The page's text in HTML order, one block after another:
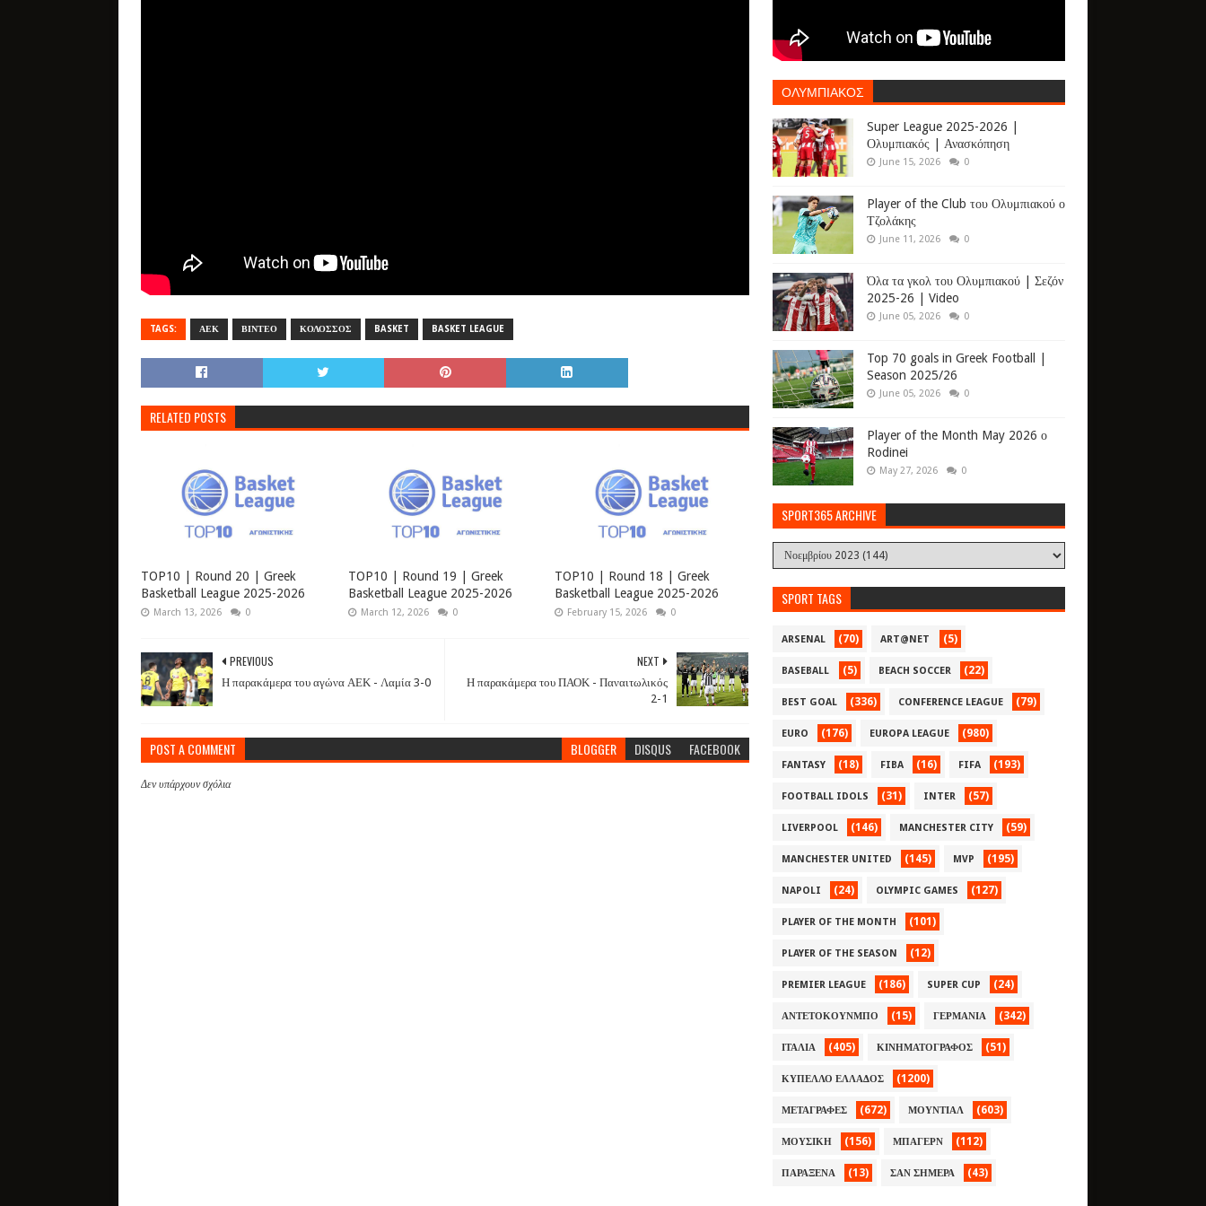
TAGS: ΑΕΚ ΒΙΝΤΕΟ ΚΟΛΟΣΣΟΣ BASKET BASKET LEAGUE
RELATED POSTS
TOP10 | Round 20 | Greek
Basketball League 2025-2026
March 13, 2026 0
TOP10 | Round 19 | Greek
Basketball League 2025-2026
March 12, 2026 0
TOP10 | Round 18 | Greek
Basketball League 2025-2026
February 15, 2026 0
NEXT
Η παρακάμερα του ΠΑΟΚ - Παναιτωλικός
2-1
PREVIOUS
Η παρακάμερα του αγώνα ΑΕΚ - Λαμία 3-0
POST A COMMENT BLOGGER DISQUS FACEBOOK
Δεν υπάρχουν σχόλια
ΟΛΥΜΠΙΑΚΟΣ
Super League 2025-2026 |
Ολυμπιακός | Ανασκόπηση
June 15, 2026 0
Player of the Club του Ολυμπιακού ο
Τζολάκης
June 11, 2026 0
Όλα τα γκολ του Ολυμπιακού | Σεζόν
2025-26 | Video
June 05, 2026 0
Top 70 goals in Greek Football |
Season 2025/26
June 05, 2026 0
Player of the Month May 2026 ο
Rodinei
May 27, 2026 0
SPORT365 ARCHIVE
SPORT TAGS
ARSENAL (70) ART@NET (5)
BASEBALL (5) BEACH SOCCER (22)
BEST GOAL (336) CONFERENCE LEAGUE (79)
EURO (176) EUROPA LEAGUE (980)
FANTASY (18) FIBA (16) FIFA (193)
FOOTBALL IDOLS (31) INTER (57)
LIVERPOOL (146) MANCHESTER CITY (59)
MANCHESTER UNITED (145) MVP (195)
NAPOLI (24) OLYMPIC GAMES (127)
PLAYER OF THE MONTH (101)
PLAYER OF THE SEASON (12)
PREMIER LEAGUE (186) SUPER CUP (24)
ΑΝΤΕΤΟΚΟΥΝΜΠΟ (15) ΓΕΡΜΑΝΙΑ (342)
ΙΤΑΛΙΑ (405) ΚΙΝΗΜΑΤΟΓΡΑΦΟΣ (51)
ΚΥΠΕΛΛΟ ΕΛΛΑΔΟΣ (1200)
ΜΕΤΑΓΡΑΦΕΣ (672) ΜΟΥΝΤΙΑΛ (603)
ΜΟΥΣΙΚΗ (156) ΜΠΑΓΕΡΝ (112)
ΠΑΡΑΞΕΝΑ (13) ΣΑΝ ΣΗΜΕΡΑ (43)